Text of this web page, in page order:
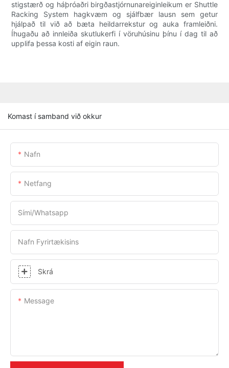
stigstærð og háþróaðri birgðastjórnunareiginleikum er Shuttle
Racking System hagkvæm og sjálfbær lausn sem getur
hjálpað til við að bæta heildarrekstur og auka framleiðni.
Íhugaðu að innleiða skutlukerfi í vöruhúsinu þínu í dag til að
upplifa þessa kosti af eigin raun.
Komast í samband við okkur
Nafn
Netfang
Sími/whatsapp
Nafn Fyrirtækisins
Skrá
Message